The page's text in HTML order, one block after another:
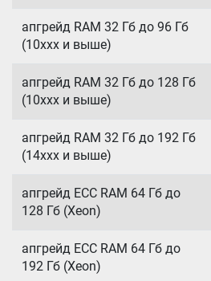
апгрейд RAM 32 Гб до 96 Гб
(10xxx и выше)
апгрейд RAM 32 Гб до 128 Гб
(10xxx и выше)
апгрейд RAM 32 Гб до 192 Гб
(14xxx и выше)
апгрейд ECC RAM 64 Гб до
128 Гб (Xeon)
апгрейд ECC RAM 64 Гб до
192 Гб (Xeon)